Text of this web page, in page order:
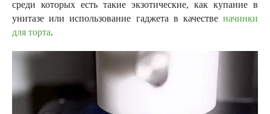
среди которых есть такие экзотические, как купание в
унитазе или использование гаджета в качестве начинки
для торта.